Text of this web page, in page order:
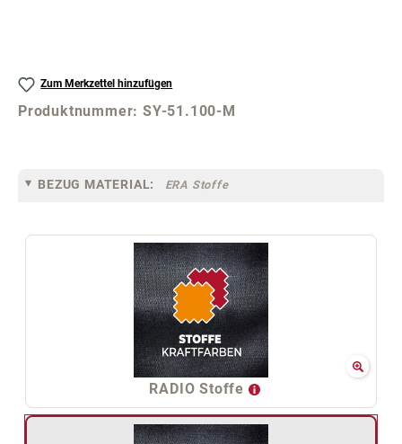
Zum Merkzettel hinzufügen
Produktnummer:SY-51.100-M
BEZUG MATERIAL: ERA Stoffe
RADIO Stoffe